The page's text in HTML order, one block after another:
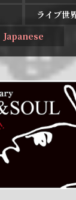
ライブ世
Japanese